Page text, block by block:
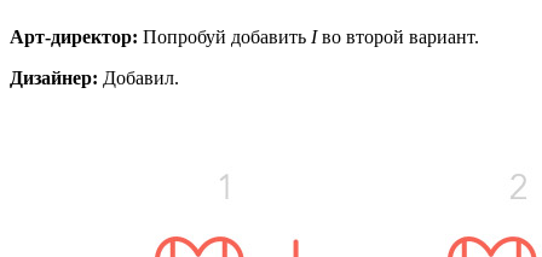
Арт-директор: Попробуй добавить Iво второй вариант.
Дизайнер: Добавил.